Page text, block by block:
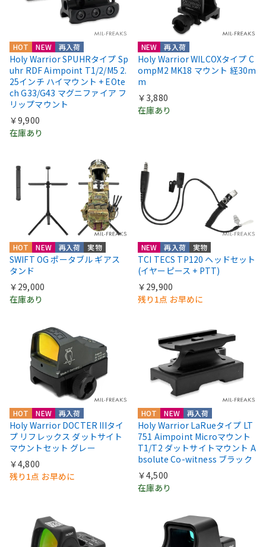
HOT NEW 再入荷
Holy Warrior SPUHRタイプ Sp
uhr RDF Aimpoint T1/2/M5 2.
25インチ ハイマウント + EOte
ch G33/G43 マグニファイア フ
リップマウント
￥9,900
在庫あり
NEW 再入荷
Holy Warrior WILCOXタイプ C
ompM2 MK18 マウント 経30m
m
￥3,880
在庫あり
HOT NEW 再入荷 実物
SWIFT OG ポータブル ギアス
タンド
￥29,000
在庫あり
NEW 再入荷 実物
TCI TECS TP120 ヘッドセット
(イヤーピース + PTT)
￥29,900
残り1点 お早めに
HOT NEW 再入荷
Holy Warrior DOCTER IIIタイ
プ リフレックス ダットサイト
マウントセット グレー
￥4,800
残り1点 お早めに
HOT NEW 再入荷
Holy Warrior LaRueタイプ LT
751 Aimpoint Microマウント
T1/T2 ダットサイトマウント A
bsolute Co-witness ブラック
￥4,500
在庫あり